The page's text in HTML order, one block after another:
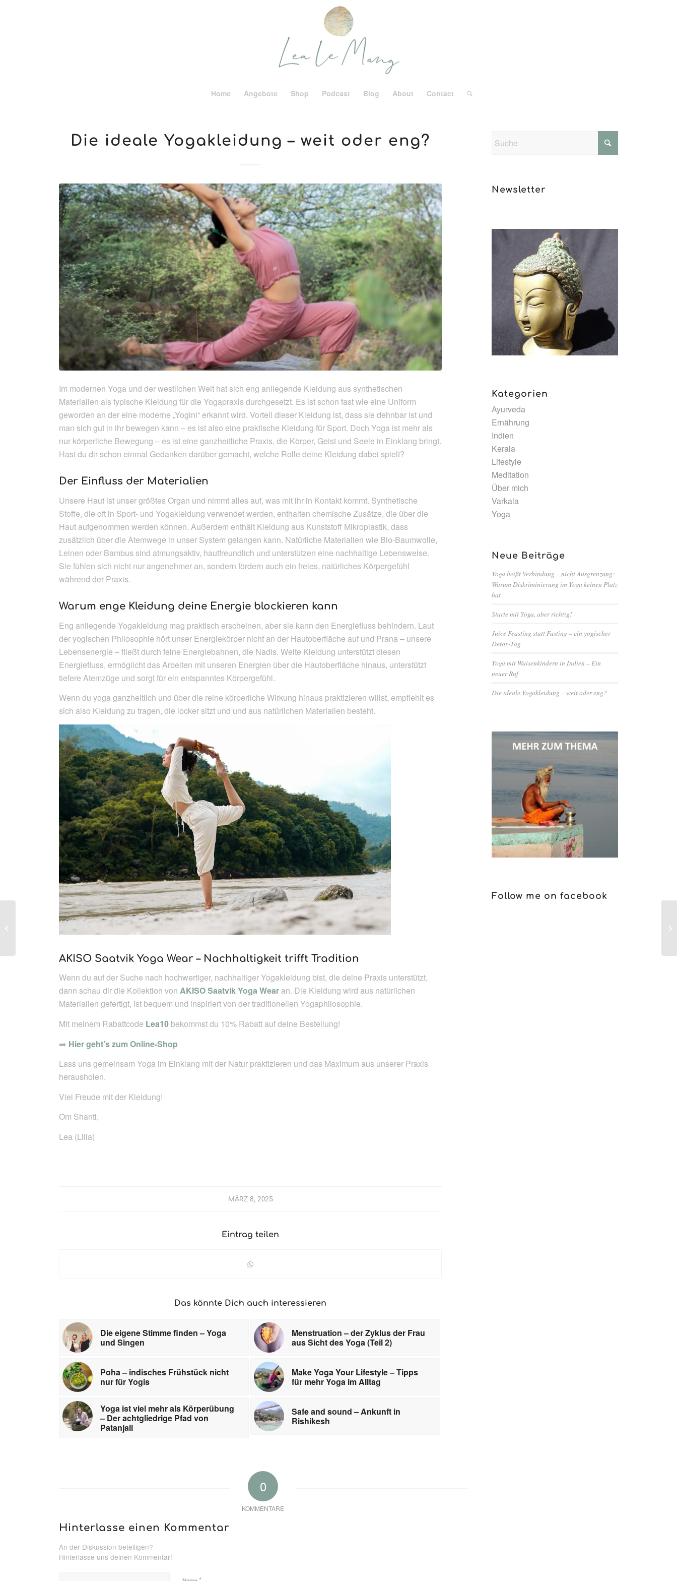
Home Angebote Shop Podcast Blog About Contact
Die ideale Yogakleidung – weit oder eng?
Im modernen Yoga und der westlichen Welt hat sich eng anliegende Kleidung aus synthetischen
Materialien als typische Kleidung für die Yogapraxis durchgesetzt. Es ist schon fast wie eine Uniform
geworden an der eine moderne „Yogini“ erkannt wird. Vorteil dieser Kleidung ist, dass sie dehnbar ist und
man sich gut in ihr bewegen kann – es ist also eine praktische Kleidung für Sport. Doch Yoga ist mehr als
nur körperliche Bewegung – es ist eine ganzheitliche Praxis, die Körper, Geist und Seele in Einklang bringt.
Hast du dir schon einmal Gedanken darüber gemacht, welche Rolle deine Kleidung dabei spielt?
Der Einfluss der Materialien
Unsere Haut ist unser größtes Organ und nimmt alles auf, was mit ihr in Kontakt kommt. Synthetische
Stoffe, die oft in Sport- und Yogakleidung verwendet werden, enthalten chemische Zusätze, die über die
Haut aufgenommen werden können. Außerdem enthält Kleidung aus Kunststoff Mikroplastik, dass
zusätzlich über die Atemwege in unser System gelangen kann. Natürliche Materialien wie Bio-Baumwolle,
Leinen oder Bambus sind atmungsaktiv, hautfreundlich und unterstützen eine nachhaltige Lebensweise.
Sie fühlen sich nicht nur angenehmer an, sondern fördern auch ein freies, natürliches Körpergefühl
während der Praxis.
Warum enge Kleidung deine Energie blockieren kann
Eng anliegende Yogakleidung mag praktisch erscheinen, aber sie kann den Energiefluss behindern. Laut
der yogischen Philosophie hört unser Energiekörper nicht an der Hautoberfläche auf und Prana – unsere
Lebensenergie – fließt durch feine Energiebahnen, die Nadis. Weite Kleidung unterstützt diesen
Energiefluss, ermöglicht das Arbeiten mit unseren Energien über die Hautoberfläche hinaus, unterstützt
tiefere Atemzüge und sorgt für ein entspanntes Körpergefühl.
Wenn du yoga ganzheitlich und über die reine körperliche Wirkung hinaus praktizieren willst, empfiehlt es
sich also Kleidung zu tragen, die locker sitzt und und aus natürlichen Materialien besteht.
AKISO Saatvik Yoga Wear – Nachhaltigkeit trifft Tradition
Wenn du auf der Suche nach hochwertiger, nachhaltiger Yogakleidung bist, die deine Praxis unterstützt,
dann schau dir die Kollektion vonAKISO Saatvik Yoga Wear an. Die Kleidung wird aus natürlichen
Materialien gefertigt, ist bequem und inspiriert von der traditionellen Yogaphilosophie.
Mit meinem Rabattcode Lea10 bekommst du 10% Rabatt auf deine Bestellung!
➡️ Hier geht’s zum Online-Shop
Lass uns gemeinsam Yoga im Einklang mit der Natur praktizieren und das Maximum aus unserer Praxis
herausholen.
Viel Freude mit der Kleidung!
Om Shanti,
Lea (Liila)
MÄRZ 8, 2025
Eintrag teilen
Das könnte Dich auch interessieren
Die eigene Stimme finden – Yoga
und Singen
Menstruation – der Zyklus der Frau
aus Sicht des Yoga (Teil 2)
Poha – indisches Frühstück nicht
nur für Yogis
Make Yoga Your Lifestyle – Tipps
für mehr Yoga im Alltag
Yoga ist viel mehr als Körperübung
– Der achtgliedrige Pfad von
Patanjali
Safe and sound – Ankunft in
Rishikesh
0
KOMMENTARE
Hinterlasse einen Kommentar
An der Diskussion beteiligen?
Hinterlasse uns deinen Kommentar!
Newsletter
Kategorien
Ayurveda
Ernährung
Indien
Kerala
Lifestyle
Meditation
Über mich
Varkala
Yoga
Neue Beiträge
Yoga heißt Verbindung – nicht Ausgrenzung:
Warum Diskriminierung im Yoga keinen Platz
hat
Starte mit Yoga, aber richtig!
Juice Feasting statt Fasting – ein yogischer
Detox-Tag
Yoga mit Waisenkindern in Indien – Ein
neuer Ruf
Die ideale Yogakleidung – weit oder eng?
Follow me on facebook
Yoga im Mainstream:
Ist das ein Problem?